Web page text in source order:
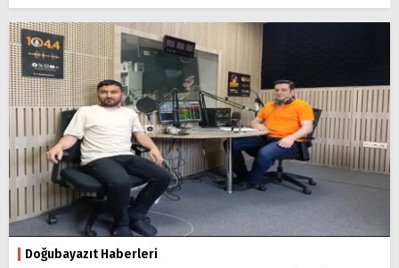
Doğubayazıt Haberleri